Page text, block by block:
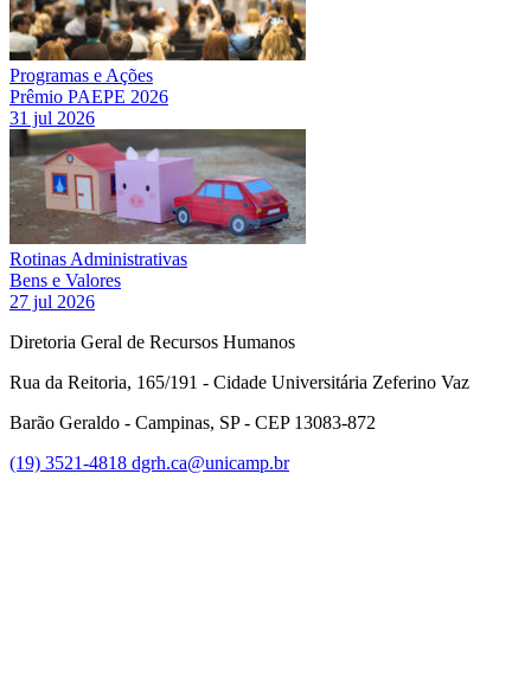
Programas e Ações
Prêmio PAEPE 2026
31 jul 2026
Rotinas Administrativas
Bens e Valores
27 jul 2026
Diretoria Geral de Recursos Humanos
Rua da Reitoria, 165/191 - Cidade Universitária Zeferino Vaz
Barão Geraldo - Campinas, SP - CEP 13083-872
(19) 3521-4818 dgrh.ca@unicamp.br